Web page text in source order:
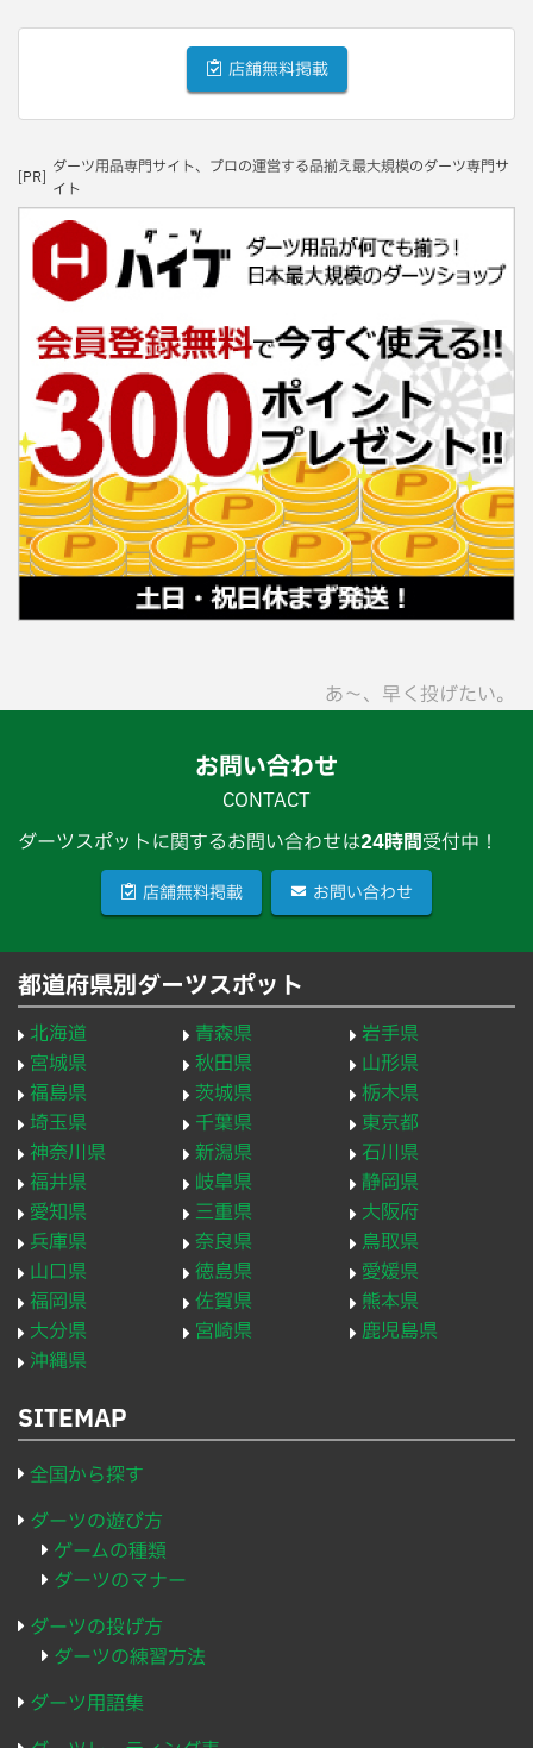
店舗無料掲載
[PR]
ダーツ用品専門サイト、プロの運営する品揃え最大規模のダーツ専門サ
イト
あ〜、早く投げたい。
お問い合わせ
CONTACT
ダーツスポットに関するお問い合わせは24時間受付中！
店舗無料掲載 お問い合わせ
都道府県別ダーツスポット
北海道 青森県
岩手県
宮城県
秋田県
山形県
福島県
茨城県
栃木県
埼玉県
千葉県
東京都
神奈川県
新潟県
石川県
福井県
岐阜県
静岡県
愛知県
三重県
大阪府
兵庫県
奈良県
鳥取県
山口県
徳島県
愛媛県
福岡県
佐賀県
熊本県
大分県
宮崎県
鹿児島県
沖縄県
SITEMAP
全国から探す
ダーツの遊び方
ゲームの種類
ダーツのマナー
ダーツの投げ方
ダーツの練習方法
ダーツ用語集